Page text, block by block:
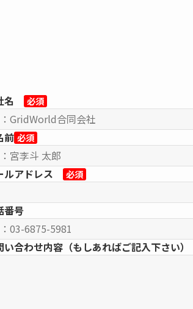
名 必須
前 必須
ルアドレス 必須
番号
い合わせ内容（もしあればご記入下さい）